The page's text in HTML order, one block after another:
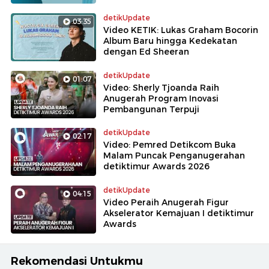
03:35 detikUpdate
Video KETIK: Lukas Graham Bocorin
Album Baru hingga Kedekatan
dengan Ed Sheeran
01:07 detikUpdate
Video: Sherly Tjoanda Raih
Anugerah Program Inovasi
Pembangunan Terpuji
02:17 detikUpdate
Video: Pemred Detikcom Buka
Malam Puncak Penganugerahan
detiktimur Awards 2026
04:15 detikUpdate
Video Peraih Anugerah Figur
Akselerator Kemajuan I detiktimur
Awards
Rekomendasi Untukmu